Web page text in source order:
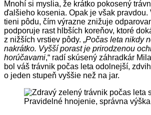
Mnohí si myslia, že krátko pokosený
ďalšieho kosenia. Opak je však pravdou.
tieni pôdu, čím výrazne znižuje
podporuje rast hlbších koreňov, ktoré
z nižších vrstiev pôdy. „Počas leta nikdy
nakrátko. Vyšší porast je prirodzenou
horúčavami,“ radí skúsený záhradkár
bol váš trávnik počas leta odolnejší,
o jeden stupeň vyššie než na jar.
Pravidelné hnojenie, správna